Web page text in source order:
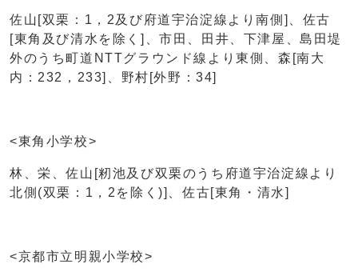
佐山[双栗：1，2及び府道宇治淀線より南側]、佐古
[東角及び清水を除く]、市田、田井、下津屋、島田堤
外のうち町道NTTグラウンド線より東側、森[南大
内：232，233]、野村[外野：34]
<東角小学校>
林、栄、佐山[籾池及び双栗のうち府道宇治淀線より
北側(双栗：1，2を除く)]、佐古[東角・清水]
<京都市立明親小学校>